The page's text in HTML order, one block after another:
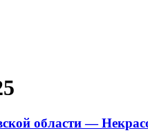
области —